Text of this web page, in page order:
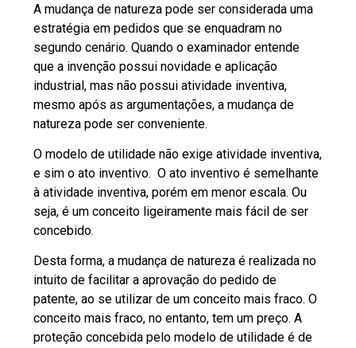
A mudança de natureza pode ser considerada uma
estratégia em pedidos que se enquadram no
segundo cenário. Quando o examinador entende
que a invenção possui novidade e aplicação
industrial, mas não possui atividade inventiva,
mesmo após as argumentações, a mudança de
natureza pode ser conveniente.
O modelo de utilidade não exige atividade inventiva,
e sim o ato inventivo. O ato inventivo é semelhante
à atividade inventiva, porém em menor escala. Ou
seja, é um conceito ligeiramente mais fácil de ser
concebido.
Desta forma, a mudança de natureza é realizada no
intuito de facilitar a aprovação do pedido de
patente, ao se utilizar de um conceito mais fraco. O
conceito mais fraco, no entanto, tem um preço. A
proteção concebida pelo modelo de utilidade é de